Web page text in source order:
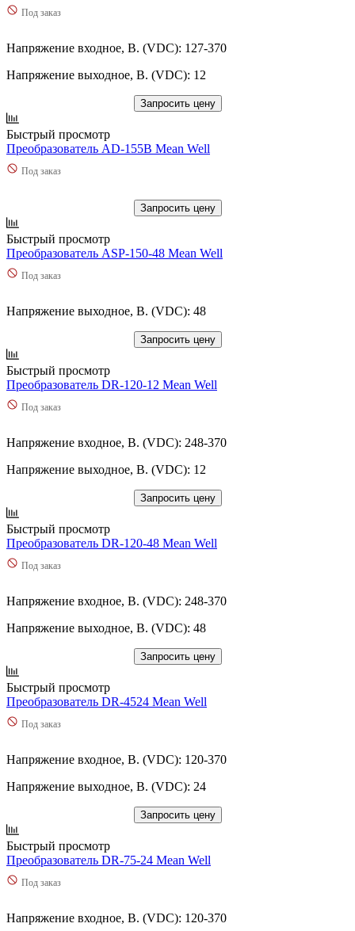
Под заказ
Напряжение входное, В. (VDC): 127-370
Напряжение выходное, В. (VDC): 12
Запросить цену
Быстрый просмотр
Преобразователь AD-155B Mean Well
Под заказ
Запросить цену
Быстрый просмотр
Преобразователь ASP-150-48 Mean Well
Под заказ
Напряжение выходное, В. (VDC): 48
Запросить цену
Быстрый просмотр
Преобразователь DR-120-12 Mean Well
Под заказ
Напряжение входное, В. (VDC): 248-370
Напряжение выходное, В. (VDC): 12
Запросить цену
Быстрый просмотр
Преобразователь DR-120-48 Mean Well
Под заказ
Напряжение входное, В. (VDC): 248-370
Напряжение выходное, В. (VDC): 48
Запросить цену
Быстрый просмотр
Преобразователь DR-4524 Mean Well
Под заказ
Напряжение входное, В. (VDC): 120-370
Напряжение выходное, В. (VDC): 24
Запросить цену
Быстрый просмотр
Преобразователь DR-75-24 Mean Well
Под заказ
Напряжение входное, В. (VDC): 120-370